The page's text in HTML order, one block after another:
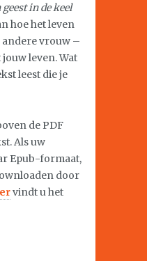
geest in de keel
hoe het leven
andere vrouw –
leven. Wat
leest die je
de PDF
Als uw
Epub-formaat,
door
vindt u het